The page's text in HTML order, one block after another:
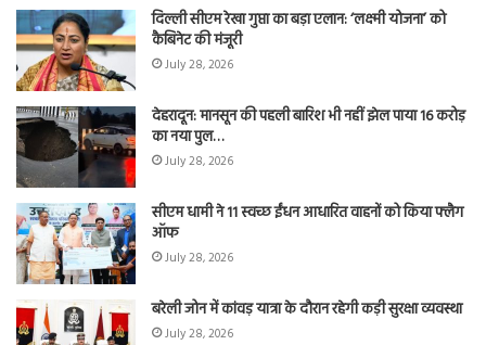
दिल्ली सीएम रेखा गुप्ता का बड़ा एलान: ‘लक्ष्मी योजना’ को
कैबिनेट की मंजूरी
July 28, 2026
देहरादून: मानसून की पहली बारिश भी नहीं झेल पाया 16 करोड़
का नया पुल…
July 28, 2026
सीएम धामी ने 11 स्वच्छ ईंधन आधारित वाहनों को किया फ्लैग
ऑफ
July 28, 2026
बरेली जोन में कांवड़ यात्रा के दौरान रहेगी कड़ी सुरक्षा व्यवस्था
July 28, 2026